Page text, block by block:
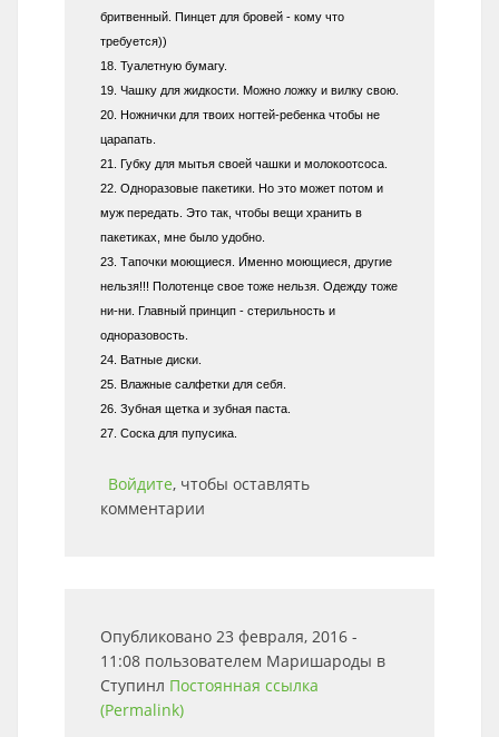
бритвенный. Пинцет для бровей - кому что
требуется))
18. Туалетную бумагу.
19. Чашку для жидкости. Можно ложку и вилку свою.
20. Ножнички для твоих ногтей-ребенка чтобы не
царапать.
21. Губку для мытья своей чашки и молокоотсоса.
22. Одноразовые пакетики. Но это может потом и
муж передать. Это так, чтобы вещи хранить в
пакетиках, мне было удобно.
23. Тапочки моющиеся. Именно моющиеся, другие
нельзя!!! Полотенце свое тоже нельзя. Одежду тоже
ни-ни. Главный принцип - стерильность и
одноразовость.
24. Ватные диски.
25. Влажные салфетки для себя.
26. Зубная щетка и зубная паста.
27. Соска для пупусика.
Войдите, чтобы оставлять
комментарии
Опубликовано 23 февраля, 2016 -
11:08 пользователем Маришароды в
Ступинл Постоянная ссылка
(Permalink)